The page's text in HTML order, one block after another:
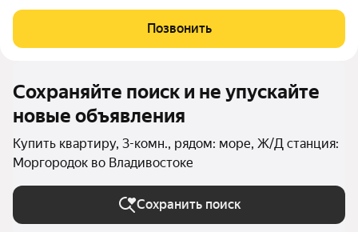
исторически значимом районе Второй речки. Вас ждёт
бескомпромиссный комфорт с индивидуально
Позвонить
Сохраняйте поиск и не упускайте
новые объявления
Купить квартиру, 3-комн., рядом: море, Ж/Д станция:
Моргородок во Владивостоке
Сохранить поиск